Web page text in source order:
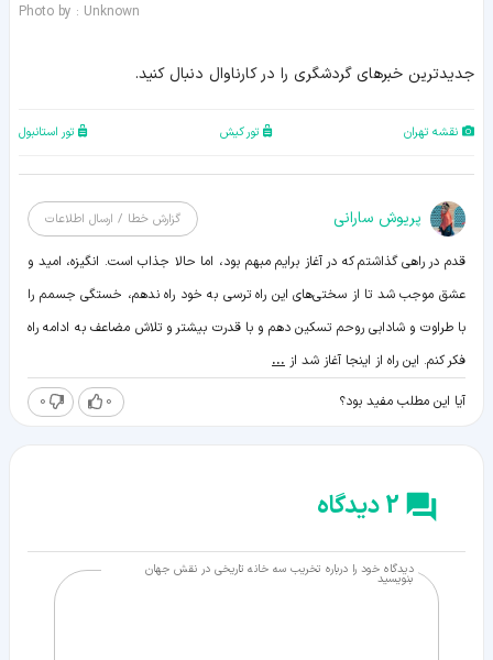
Photo by : Unknown
جدیدترین خبرهای گردشگری را در کارناوال دنبال کنید.
نقشه تهران تور کیش تور استانبول
پریوش سارانی گزارش خطا / ارسال اطلاعات
قدم در راهی گذاشتم که در آغاز برایم مبهم بود، اما حالا جذاب است. انگیزه، امید و
عشق موجب شد تا از سختی‌های این راه ترسی به خود راه ندهم، خستگی جسمم را
با طراوت و شادابی روحم تسکین دهم و با قدرت بیشتر و تلاش مضاعف به ادامه راه
فکر کنم. این راه از اینجا آغاز شد از ...
آیا این مطلب مفید بود؟ 0
0
2 دیدگاه
دیدگاه خود را درباره تخریب سه خانه تاریخی در نقش جهان
بنویسید